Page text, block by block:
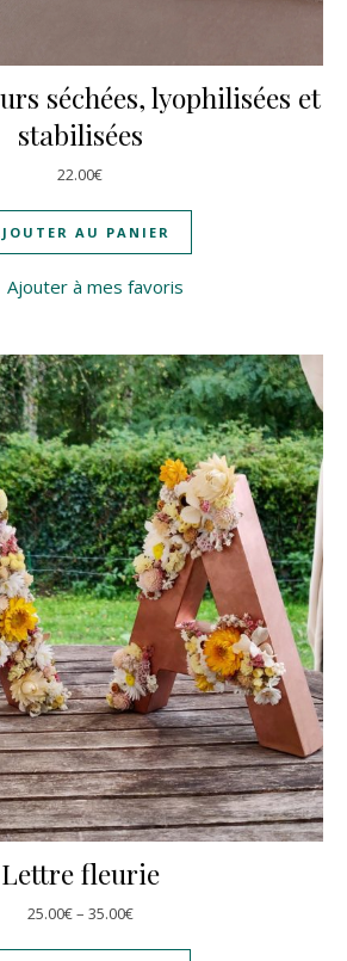
séchées, lyophilisées et
stabilisées
22.00€
AU PANIER
Ajouter à mes favoris
Lettre fleurie
25.00€– 35.00€